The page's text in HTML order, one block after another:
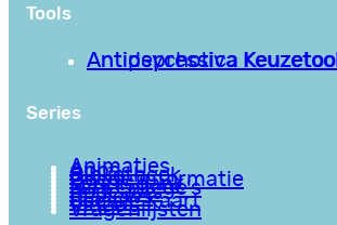
Tools
Antipsychotica Keuzetool
Antidepressiva Keuzetool
Series
Animaties
Apps
Bibliotheek
Goede informatie
Kennisbank
Mini college’s
Podcasts
Reviews
Sociale Kaart
Video’s
Vragenlijsten